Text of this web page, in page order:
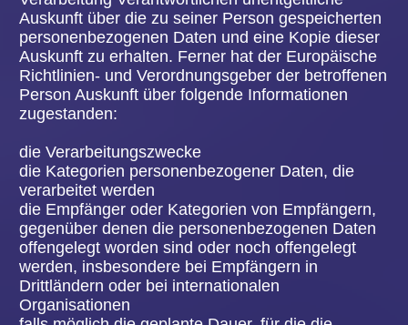
g) Recht auf Widerspruch
Jede von der Verarbeitung personenbezogener
Daten betroffene Person hat das vom
Europäischen Richtlinien- und Verordnungsgeber
gewährte Recht, aus Gründen, die sich aus ihrer
besonderen Situation ergeben, jederzeit gegen die
Verarbeitung sie betreffender personenbezogener
Dies gilt auch für ein auf diese Bestimmungen
gestütztes Profiling.
Die Volksbühne Hanau e.V. verarbeitet die
personenbezogenen Daten im Falle des
Widerspruchs nicht mehr, es sei denn, wir können
zwingende schutzwürdige Gründe für die
Verarbeitung nachweisen, die den Interessen,
Rechten und Freiheiten der betroffenen Person
überwiegen, oder die Verarbeitung dient der
Geltendmachung, Ausübung oder Verteidigung
von Rechtsansprüchen.